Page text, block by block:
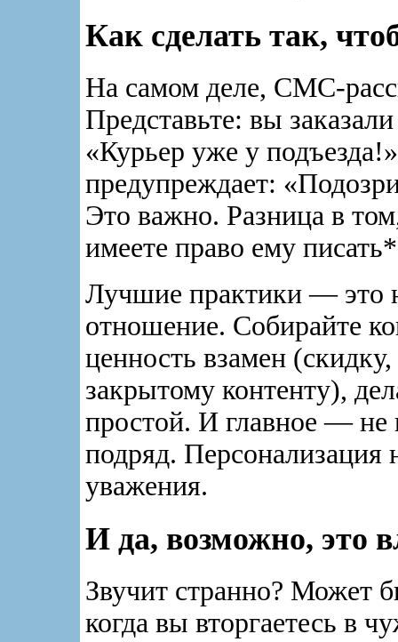
Как сделать так,
На самом деле, СМС-
Представьте: вы
«Курьер уже у
предупреждает:
Это важно. Разница в
имеете право ему
Лучшие практики — это
отношение. Собирайте
ценность взамен
закрытому контенту),
простой. И главное —
подряд. Персонализация
уважения.
И да, возможно, это
Звучит странно? Может
когда вы вторгаетесь в